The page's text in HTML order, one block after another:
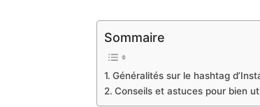
Sommaire
Généralités sur le hashtag
Conseils et astuces pour bien